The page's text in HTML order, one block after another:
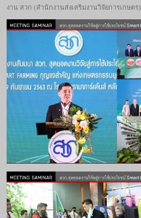
งาน สวก (สำนักงานส่งเสริมงานวิจัยการเกษตร)